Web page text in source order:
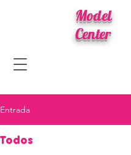
Model
Center
Entrada
Todos